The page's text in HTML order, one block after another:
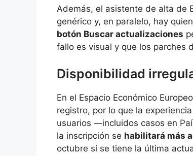
Además, el asistente de alta de
genérico y, en paralelo, hay
botón Buscar actualizaciones
fallo es visual y que los parches
Disponibilidad
En el Espacio Económico
registro, por lo que la
usuarios —incluidos casos en
la inscripción se habilitará más
octubre si se tiene la última